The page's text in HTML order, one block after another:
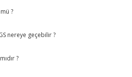
?
nereye geçebilir ?
?